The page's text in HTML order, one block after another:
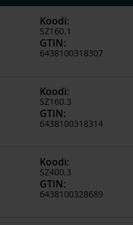
Koodi:
SZ160.1
GTIN:
6438100318307
Koodi:
SZ160.3
GTIN:
6438100318314
Koodi:
SZ400.3
GTIN:
6438100328689